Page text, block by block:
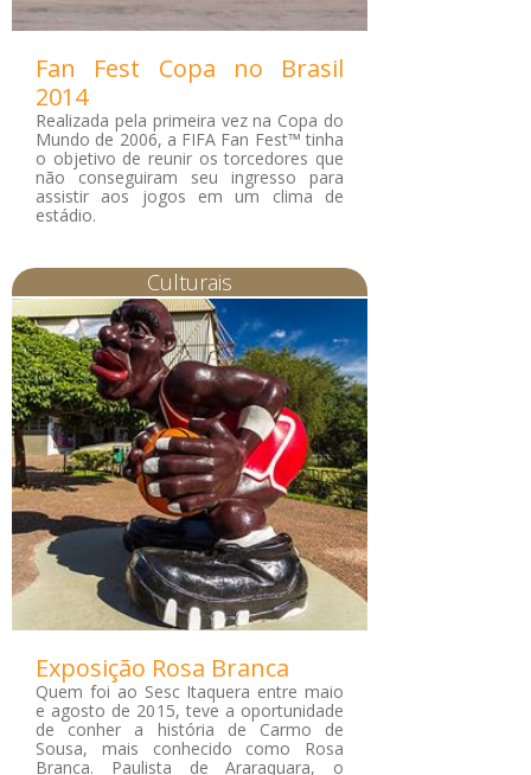
Fan Fest Copa no Brasil
2014
Realizada pela primeira vez na Copa do
Mundo de 2006, a FIFA Fan Fest™ tinha
o objetivo de reunir os torcedores que
não conseguiram seu ingresso para
assistir aos jogos em um clima de
estádio.
Culturais
Exposição Rosa Branca
Quem foi ao Sesc Itaquera entre maio
e agosto de 2015, teve a oportunidade
de conher a história de Carmo de
Sousa, mais conhecido como Rosa
Branca. Paulista de Araraquara, o